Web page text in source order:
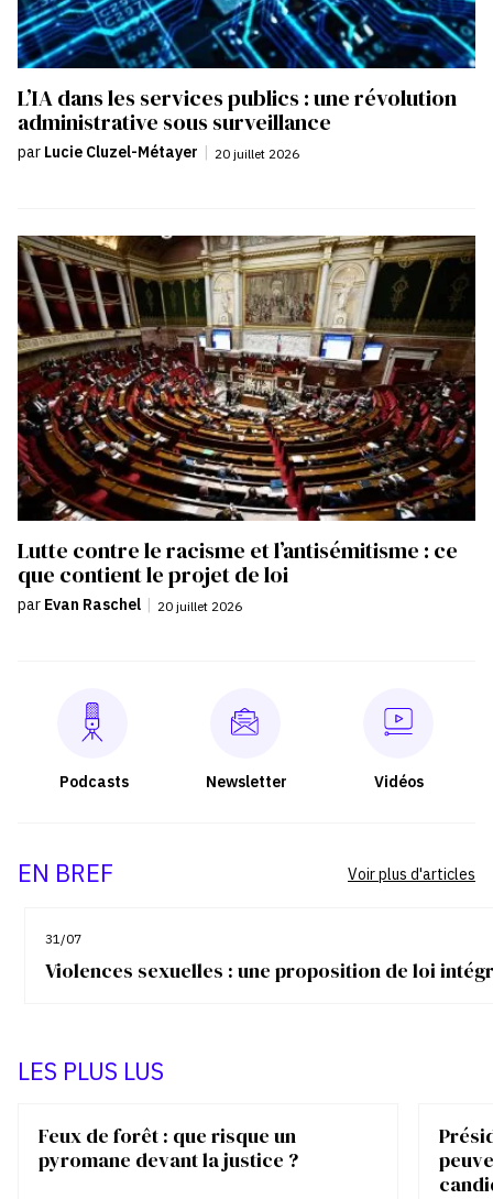
L’IA dans les services publics : une révolution
administrative sous surveillance
par Lucie Cluzel-Métayer | 20 juillet 2026
Lutte contre le racisme et l’antisémitisme : ce
que contient le projet de loi
par Evan Raschel | 20 juillet 2026
Podcasts Newsletter Vidéos
EN BREF
31/07
Violences sexuelles : une proposition de loi
Voir plus d'articles
LES PLUS LUS
Feux de forêt : que risque un
pyromane devant la justice ?